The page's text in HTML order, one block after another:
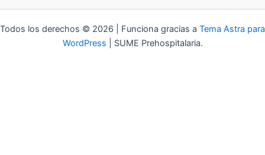
Todos los derechos © 2026 | Funciona gracias a Tema Astra para
WordPress | SUME Prehospitalaria.